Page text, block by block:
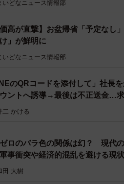
買わない家庭では「自治体から
の子育て支援や企業の福利厚生
負担を軽減する取り組みとして
アは「入学準備のなかでも、大
選択肢も多様化している」と述
決め手は子どもの希望と現実
いどなニュース情報部
価高が直撃】お盆帰省「予定な
」が鮮明に
いどなニュース情報部
のQRコードを添付して」社長
ントへ誘導→最後は不正送金…
二 かける
ロのバラ色の関係は幻？ 現代
事衝突や経済的混乱を避ける現
田 大樹